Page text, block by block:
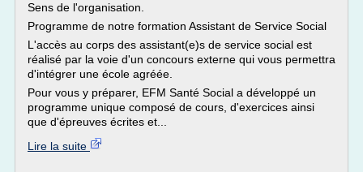
Sens de l'organisation.
Programme de notre formation Assistant de Service Social
L'accès au corps des assistant(e)s de service social est
réalisé par la voie d'un concours externe qui vous permettra
d'intégrer une école agréée.
Pour vous y préparer, EFM Santé Social a développé un
programme unique composé de cours, d'exercices ainsi
que d'épreuves écrites et...
Lire la suite